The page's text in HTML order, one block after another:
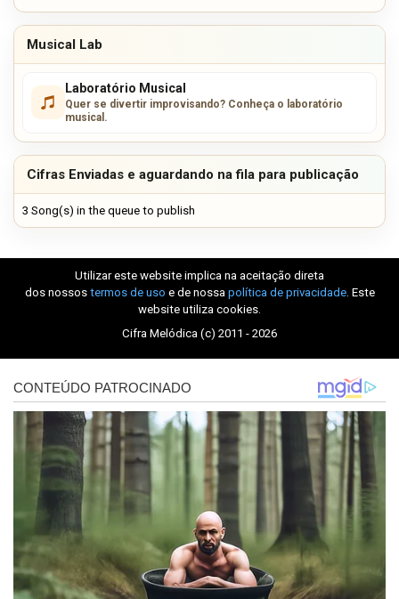
Musical Lab
Laboratório Musical
Quer se divertir improvisando? Conheça o laboratório
musical.
Cifras Enviadas e aguardando na fila para publicação
3 Song(s) in the queue to publish
Utilizar este website implica na aceitação direta
dos nossos termos de uso e de nossa política de privacidade. Este
website utiliza cookies.
Cifra Melódica (c) 2011 - 2026